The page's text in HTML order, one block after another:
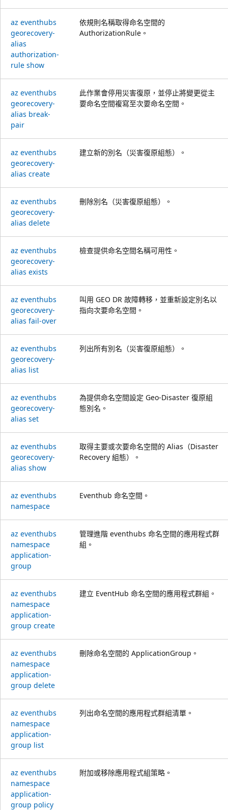
az eventhubs
georecovery-
alias
authorization-
rule show
依規則名稱取得命名空間的
AuthorizationRule。
az eventhubs
georecovery-
alias break-
pair
此作業會停用災害復原，並停止將變更從主
要命名空間複寫至次要命名空間。
az eventhubs
georecovery-
alias create
建立新的別名（災害復原組態）。
az eventhubs
georecovery-
alias delete
刪除別名（災害復原組態）。
az eventhubs
georecovery-
alias exists
檢查提供命名空間名稱可用性。
az eventhubs
georecovery-
alias fail-over
叫用 GEO DR 故障轉移，並重新設定別名以
指向次要命名空間。
az eventhubs
georecovery-
alias list
列出所有別名（災害復原組態）。
az eventhubs
georecovery-
alias set
為提供命名空間設定 Geo-Disaster 復原組
態別名。
az eventhubs
georecovery-
alias show
取得主要或次要命名空間的 Alias（Disaster
Recovery 組態）。
az eventhubs
namespace
Eventhub 命名空間。
az eventhubs
namespace
application-
group
管理進階 eventhubs 命名空間的應用程式群
組。
az eventhubs
namespace
application-
group create
建立 EventHub 命名空間的應用程式群組。
az eventhubs
namespace
application-
group delete
刪除命名空間的 ApplicationGroup。
az eventhubs
namespace
application-
group list
列出命名空間的應用程式群組清單。
az eventhubs
namespace
application-
group policy
附加或移除應用程式組策略。